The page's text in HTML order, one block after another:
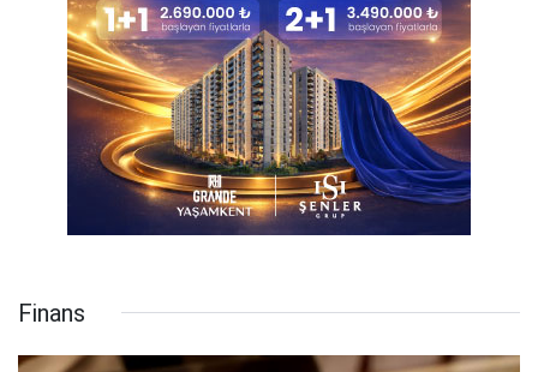
Finans